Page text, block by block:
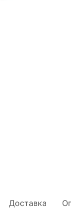
Доставка